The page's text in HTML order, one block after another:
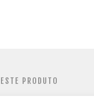
PRODUTO